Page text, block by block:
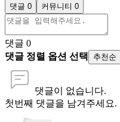
댓글 0 커뮤니티 0
댓글 0
댓글 정렬 옵션 선택
추천순
댓글이 없습니다.
첫번째 댓글을 남겨주세요.